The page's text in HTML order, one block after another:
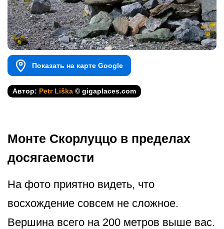
Показать на карте Google
Автор: Petr Liška © gigaplaces.com
Монте Скорлуццо в пределах
досягаемости
На фото приятно видеть, что
восхождение совсем не сложное.
Вершина всего на 200 метров выше вас.